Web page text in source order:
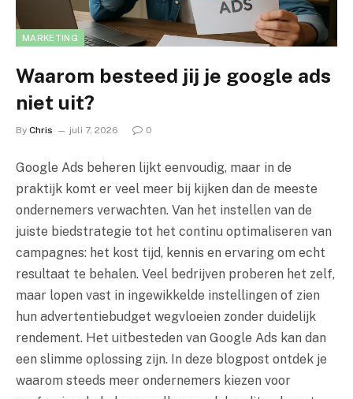
MARKETING
Waarom besteed jij je google ads
niet uit?
By Chris juli 7, 2026 0
Google Ads beheren lijkt eenvoudig, maar in de
praktijk komt er veel meer bij kijken dan de meeste
ondernemers verwachten. Van het instellen van de
juiste biedstrategie tot het continu optimaliseren van
campagnes: het kost tijd, kennis en ervaring om echt
resultaat te behalen. Veel bedrijven proberen het zelf,
maar lopen vast in ingewikkelde instellingen of zien
hun advertentiebudget wegvloeien zonder duidelijk
rendement. Het uitbesteden van Google Ads kan dan
een slimme oplossing zijn. In deze blogpost ontdek je
waarom steeds meer ondernemers kiezen voor